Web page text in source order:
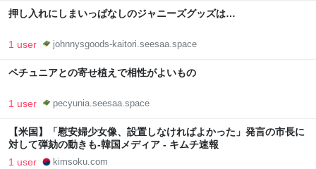
押し入れにしまいっぱなしのジャニーズグッズは…
1 user johnnysgoods-kaitori.seesaa.space
ペチュニアとの寄せ植えで相性がよいもの
1 user pecyunia.seesaa.space
【米国】「慰安婦少女像、設置しなければよかった」発言の市長に
対して弾劾の動きも-韓国メディア - キムチ速報
1 user kimsoku.com